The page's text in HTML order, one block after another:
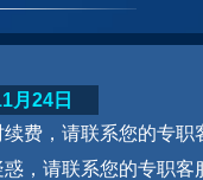
费，请联系您的专职
，请联系您的专职客
月24日